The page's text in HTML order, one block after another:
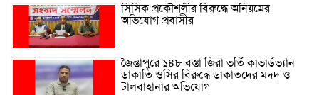
সিসিক প্রকৌশলীর বিরুদ্ধে অনিয়মের
অভিযোগ প্রবাসীর
জৈন্তাপুরে ১৪৮ বস্তা জিরা ভর্তি কাভার্ডভ্যান
ডাকাতি ওসির বিরুদ্ধে ডাকাতদের মদদ ও
টালবাহানার অভিযোগ